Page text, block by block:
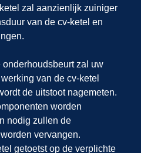
zal aanzienlijk zuiniger
van de cv-ketel en
zal uw
van de cv-ketel
de uitstoot nagemeten.
worden
nodig zullen de
vervangen.
getoetst op de verplichte